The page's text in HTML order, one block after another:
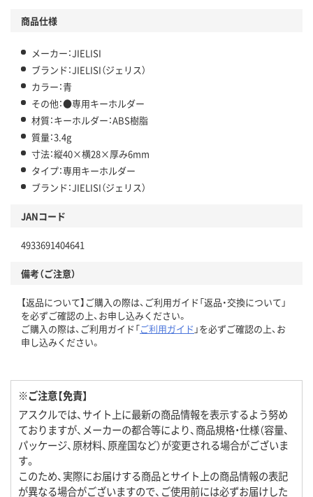
商品仕様
メーカー：JIELISI
ブランド：JIELISI（ジェリス）
カラー：青
その他：●専用キーホルダー
材質：キーホルダー：ABS樹脂
質量：3.4g
寸法：縦40×横28×厚み6mm
タイプ：専用キーホルダー
ブランド：JIELISI（ジェリス）
JANコード
4933691404641
備考（ご注意）
【返品について】ご購入の際は、ご利用ガイド「返品・交換について」
を必ずご確認の上、お申し込みください。
ご購入の際は、ご利用ガイド「ご利用ガイド 」を必ずご確認の上、お
申し込みください。
※ご注意【免責】
アスクルでは、サイト上に最新の商品情報を表示するよう努め
ておりますが、メーカーの都合等により、商品規格・仕様（容量、
パッケージ、原材料、原産国など）が変更される場合がございま
す。
このため、実際にお届けする商品とサイト上の商品情報の表記
が異なる場合がございますので、ご使用前には必ずお届けした